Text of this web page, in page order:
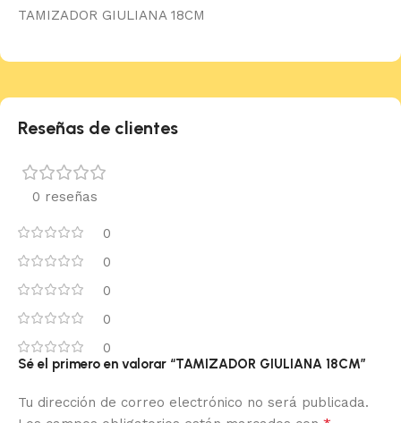
TAMIZADOR GIULIANA 18CM
Reseñas de clientes
0 reseñas
0
0
0
0
0
Sé el primero en valorar “TAMIZADOR GIULIANA 18CM”
Tu dirección de correo electrónico no será publicada.